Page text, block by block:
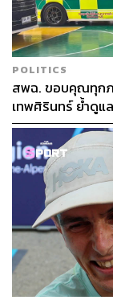
POLITICS
สพฉ. ขอบคุณทุกภ
เทพศิรินทร์ ย้ำดูแ